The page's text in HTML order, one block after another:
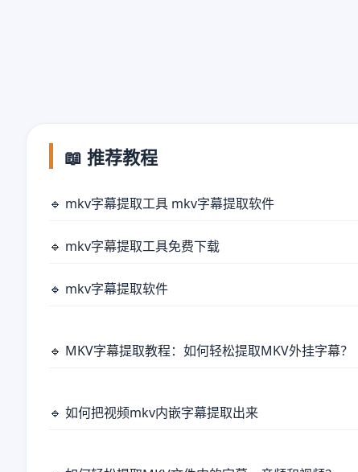
📖 推荐教程
🔹 mkv字幕提取工具 mkv字幕提取软件
🔹 mkv字幕提取工具免费下载
🔹 mkv字幕提取软件
🔹 MKV字幕提取教程：如何轻松提取MKV外挂字幕？
🔹 如何把视频mkv内嵌字幕提取出来